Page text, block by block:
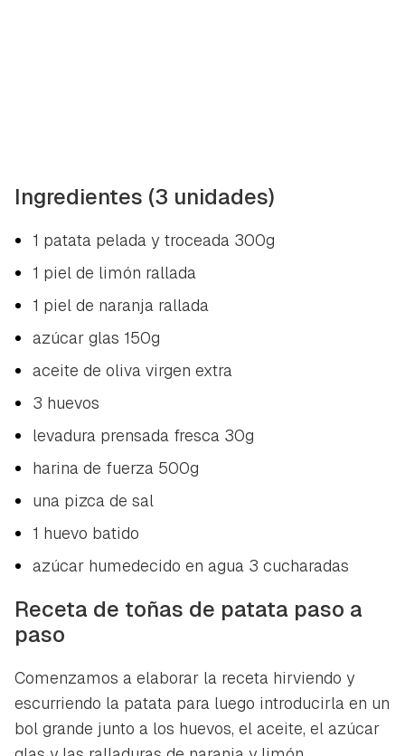
Ingredientes (3 unidades)
1 patata pelada y troceada 300g
1 piel de limón rallada
1 piel de naranja rallada
azúcar glas 150g
aceite de oliva virgen extra
3 huevos
levadura prensada fresca 30g
harina de fuerza 500g
una pizca de sal
1 huevo batido
azúcar humedecido en agua 3 cucharadas
Receta de toñas de patata paso a
paso
Comenzamos a elaborar la receta hirviendo y
escurriendo la patata para luego introducirla en un
bol grande junto a los huevos, el aceite, el azúcar